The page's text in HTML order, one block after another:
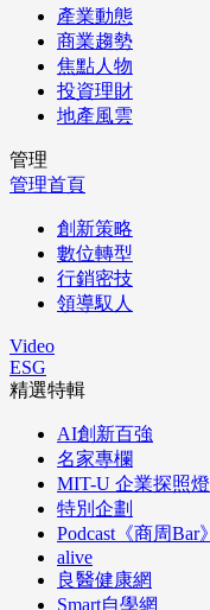
產業動態
商業趨勢
焦點人物
投資理財
地產風雲
管理
管理首頁
創新策略
數位轉型
行銷密技
領導馭人
Video
ESG
精選特輯
AI創新百強
名家專欄
MIT-U 企業探照燈
特別企劃
Podcast《商周Bar》
alive
良醫健康網
Smart自學網